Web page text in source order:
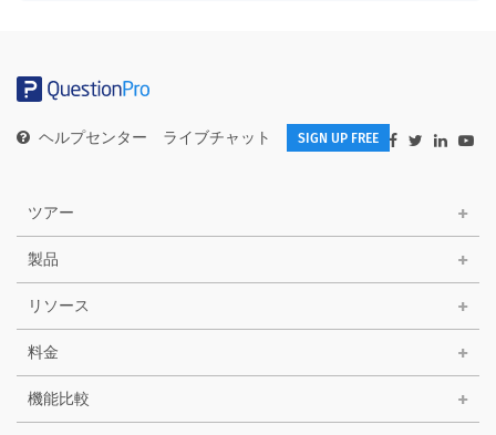
ヘルプセンター ライブチャット SIGN UP FREE
ツアー
製品
リソース
料金
機能比較